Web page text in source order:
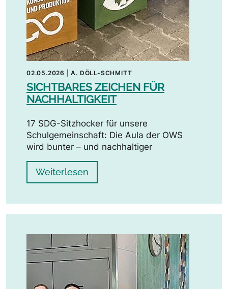
02.05.2026 |A. DÖLL-SCHMITT
SICHTBARES ZEICHEN FÜR
NACHHALTIGKEIT
17 SDG-Sitzhocker für unsere
Schulgemeinschaft: Die Aula der OWS
wird bunter – und nachhaltiger
Weiterlesen